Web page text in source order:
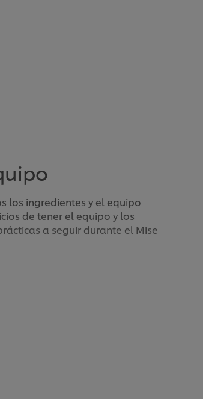
los ingredientes y el equipo
de tener el equipo y los
a seguir durante el Mise